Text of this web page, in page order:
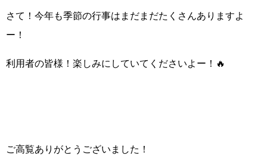
さて！今年も季節の行事はまだまだたくさんありますよ
ー！
利用者の皆様！楽しみにしていてくださいよー！🔥
ご高覧ありがとうございました！